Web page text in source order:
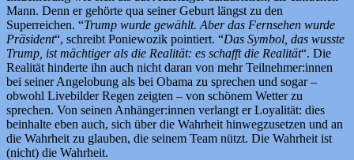
Mann. Denn er gehörte qua seiner Geburt längst zu den
Superreichen. “Trump wurde gewählt. Aber das Fernsehen wurde
Präsident“, schreibt Poniewozik pointiert. “Das Symbol, das wusste
Trump, ist mächtiger als die Realität: es schafft die Realität“. Die
Realität hinderte ihn auch nicht daran von mehr Teilnehmer:innen
bei seiner Angelobung als bei Obama zu sprechen und sogar –
obwohl Livebilder Regen zeigten – von schönem Wetter zu
sprechen. Von seinen Anhänger:innen verlangt er Loyalität: dies
beinhalte eben auch, sich über die Wahrheit hinwegzusetzen und an
die Wahrheit zu glauben, die seinem Team nützt. Die Wahrheit ist
(nicht) die Wahrheit.